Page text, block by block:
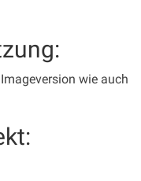
wie auch